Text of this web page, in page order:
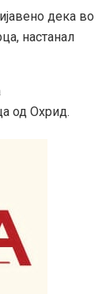
дека во
настанал
од Охрид.